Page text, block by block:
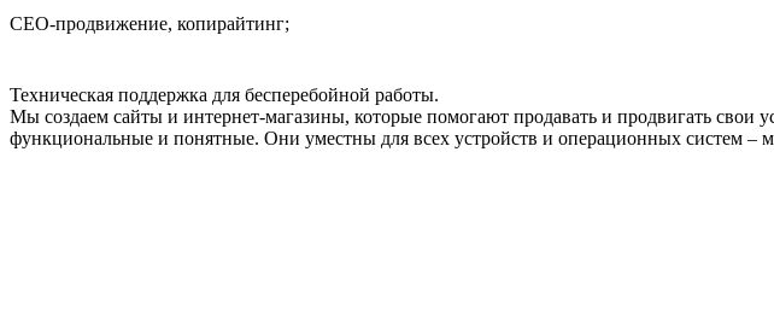
СЕО-продвижение, копирайтинг;
Техническая поддержка для бесперебойной работы.
Мы создаем сайты и интернет-магазины, которые помогают продавать и продвигать
функциональные и понятные. Они уместны для всех устройств и операционных систем –